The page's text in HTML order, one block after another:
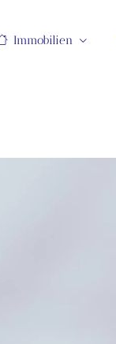
Immobilien